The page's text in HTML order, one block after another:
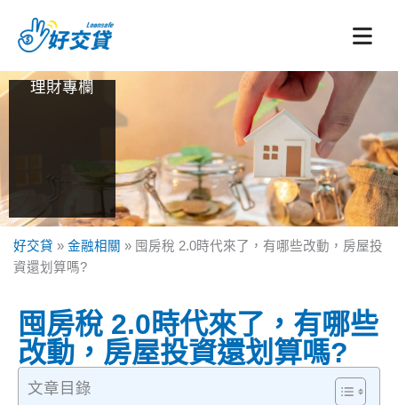
要
內
理財專欄
好交貸 » 金融相關 » 囤房稅 2.0時代來了，有哪些改動，房屋投
資還划算嗎?
囤房稅 2.0時代來了，有哪些
改動，房屋投資還划算嗎?
文章目錄